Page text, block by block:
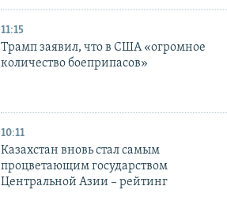
11:15
Трамп заявил, что в США «огромное
количество боеприпасов»
10:11
Казахстан вновь стал самым
процветающим государством
Центральной Азии – рейтинг